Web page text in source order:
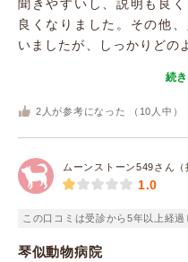
聞きやすいし、説明も良
良くなりました。その他
いましたが、しっかりどの
続
2 人が参考になった （ 10 人中）
ムーンストーン549さん（
1.0
この口コミは受診から5年以上経過
琴似動物病院